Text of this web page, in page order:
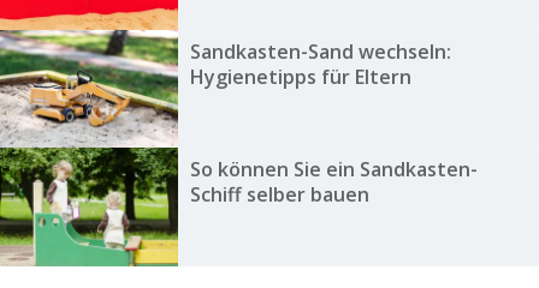
Sandkasten-Sand wechseln:
Hygienetipps für Eltern
So können Sie ein Sandkasten-
Schiff selber bauen